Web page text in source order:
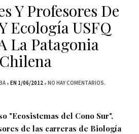
Y Profesores De
Ecología USFQ
La Patagonia
Chilena
EN 1/06/2012 NO HAY COMENTARIOS.
"Ecosistemas del Cono Sur",
de las carreras de Biología